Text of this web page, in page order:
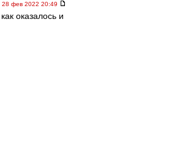
28 фев 2022 20:49
как оказалось и